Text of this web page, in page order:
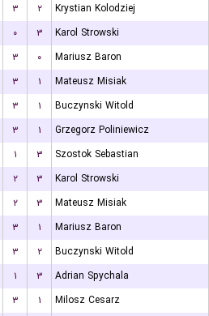
۳ ۲
Krystian Kolodziej
۰ ۳
Karol Strowski
۳ ۰
Mariusz Baron
۳ ۱
Mateusz Misiak
۳ ۱
Buczynski Witold
۳ ۱
Grzegorz Poliniewicz
۱ ۳
Szostok Sebastian
۲ ۳
Karol Strowski
۲ ۳
Mateusz Misiak
۳ ۱
Mariusz Baron
۳ ۲
Buczynski Witold
۱ ۳
Adrian Spychala
۳ ۱
Milosz Cesarz